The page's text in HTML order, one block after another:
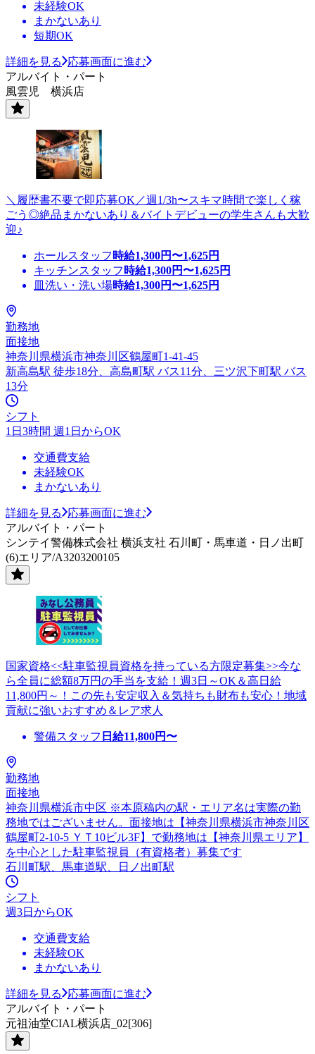
未経験OK
まかないあり
短期OK
詳細を見る
応募画面に進む
アルバイト・パート
風雲児 横浜店
＼履歴書不要で即応募OK／週1/3h〜スキマ時間で楽しく稼
ごう◎絶品まかないあり＆バイトデビューの学生さんも大歓
迎♪
ホールスタッフ 時給1,300円〜1,625円
キッチンスタッフ 時給1,300円〜1,625円
皿洗い・洗い場時給1,300円〜1,625円
勤務地
面接地
神奈川県横浜市神奈川区鶴屋町1-41-45
新高島駅 徒歩18分、高島町駅 バス11分、三ツ沢下町駅 バス
13分
シフト
1日3時間 週1日からOK
交通費支給
未経験OK
まかないあり
詳細を見る
応募画面に進む
アルバイト・パート
シンテイ警備株式会社 横浜支社 石川町・馬車道・日ノ出町
(6)エリア/A3203200105
国家資格<<駐車監視員資格を持っている方限定募集>>今な
ら全員に総額8万円の手当を支給！週3日～OK＆高日給
11,800円～！この先も安定収入＆気持ちも財布も安心！地域
貢献に強いおすすめ＆レア求人
警備スタッフ 日給11,800円〜
勤務地
面接地
神奈川県横浜市中区 ※本原稿内の駅・エリア名は実際の勤
務地ではございません。面接地は【神奈川県横浜市神奈川区
鶴屋町2-10-5 ＹＴ10ビル3F】で勤務地は【神奈川県エリア】
を中心とした駐車監視員（有資格者）募集です
石川町駅、馬車道駅、日ノ出町駅
シフト
週3日からOK
交通費支給
未経験OK
まかないあり
詳細を見る
応募画面に進む
アルバイト・パート
元祖油堂CIAL横浜店_02[306]